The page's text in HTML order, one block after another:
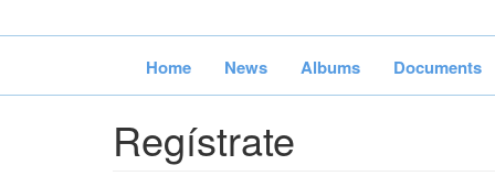
al
Home News Albums Documents
Regístrate